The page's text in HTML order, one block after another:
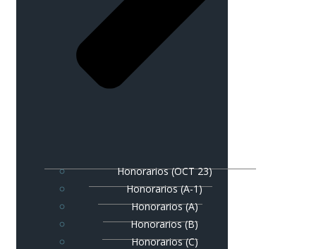
Honorarios (OCT 23)
Honorarios (A-1)
Honorarios (A)
Honorarios (B)
Honorarios (C)